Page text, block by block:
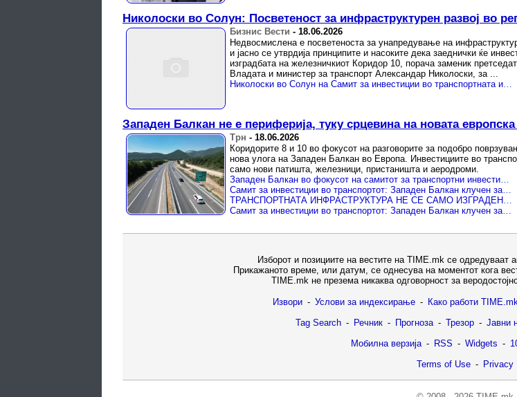
Николоски во Солун: Посветеност за инфраструктурен развој во
Бизнис Вести - 18.06.2026
Недвосмислена е посветеноста за унапредување на
и јасно се утврдија принципите и насоките дека заеднички ќе
изградбата на железничкиот Коридор 10, порача заменик
Владата и министер за транспорт Александар Николоски, за ...
Николоски во Солун на Самит за инвестиции во транспортната инфраструктура
Западен Балкан не е периферија, туку срцевина на новата
Трн - 18.06.2026
Коридорите 8 и 10 во фокусот на разговорите за подобро
нова улога на Западен Балкан во Европа. Инвестициите во
само нови патишта, железници, пристаништа и аеродроми.
Западен Балкан во фокусот на самитот за транспортни инвестиции во Солун
Самит за инвестиции во транспортот: Западен Балкан клучен за новата европска политика за поврзаност
ТРАНСПОРТНАТА ИНФРАСТРУКТУРА НЕ СЕ САМО ИЗГРАДЕНИТЕ КИЛОМЕТРИ И ПРЕНЕСЕН ТОВАР, СОЛУНСКИ ИНВЕСТИЦИСКИ САМИТ ЗА ТРАНСПОРТОТ
Самит за инвестиции во транспортот: Западен Балкан клучен за новата европска политика за поврзаност
Изборот и позициите на вестите на TIME.mk се одредуваат
Прикажаното време, или датум, се однесува на моментот кога
TIME.mk не презема никаква одговорност за
Извори - Услови за индексирање - Како работи
Tag Search - Речник - Прогноза - Трезор - Јавни
Мобилна верзија - RSS - Widgets -
Terms of Use - Privacy